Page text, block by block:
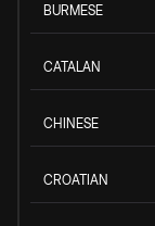
BURMESE
CATALAN
CHINESE
CROATIAN